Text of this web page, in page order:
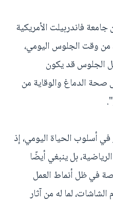
فاندربيلت الأمريكية
من وقت الجلوس اليومي،
الجلوس قد يكون
الدماغ والوقاية من
أسلوب الحياة اليومي، إذ
بل ينبغي أيضًا
في ظل أنماط العمل
لما له من آثار